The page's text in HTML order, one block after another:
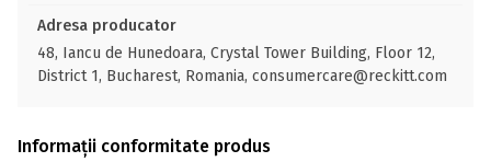
Adresa producator
48, Iancu de Hunedoara, Crystal Tower Building, Floor 12,
District 1, Bucharest, Romania, consumercare@reckitt.com
Informații conformitate produs